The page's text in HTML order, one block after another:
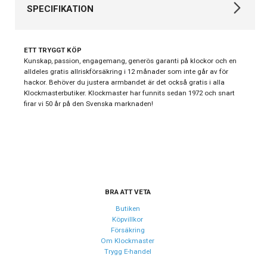
SPECIFIKATION
Kollektion
Surf 32
Typ av klocka Barnklocka
Quartz (batteri)
ETT TRYGGT KÖP
Kunskap, passion, engagemang, generös garanti på klockor och en
alldeles gratis allriskförsäkring i 12 månader som inte går av för
hackor. Behöver du justera armbandet är det också gratis i alla
Klockmasterbutiker. Klockmaster har funnits sedan 1972 och snart
firar vi 50 år på den Svenska marknaden!
BRA ATT VETA
Butiken
Köpvillkor
Försäkring
Om Klockmaster
Trygg E-handel